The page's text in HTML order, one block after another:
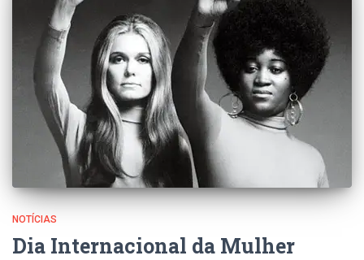
NOTÍCIAS
Dia Internacional da Mulher